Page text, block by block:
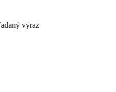
výraz